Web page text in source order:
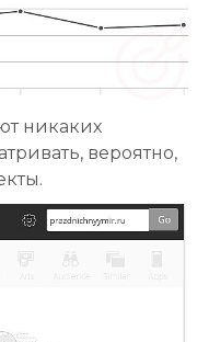
никаких
вероятно,